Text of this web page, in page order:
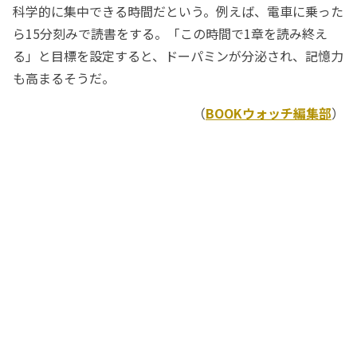
科学的に集中できる時間だという。例えば、電車に乗った
ら15分刻みで読書をする。「この時間で1章を読み終え
る」と目標を設定すると、ドーパミンが分泌され、記憶力
も高まるそうだ。
（BOOKウォッチ編集部）